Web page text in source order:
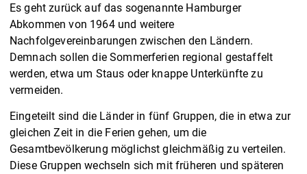
Es geht zurück auf das sogenannte Hamburger
Abkommen von 1964 und weitere
Nachfolgevereinbarungen zwischen den Ländern.
Demnach sollen die Sommerferien regional gestaffelt
werden, etwa um Staus oder knappe Unterkünfte zu
vermeiden.
Eingeteilt sind die Länder in fünf Gruppen, die in etwa zur
gleichen Zeit in die Ferien gehen, um die
Gesamtbevölkerung möglichst gleichmäßig zu verteilen.
Diese Gruppen wechseln sich mit früheren und späteren